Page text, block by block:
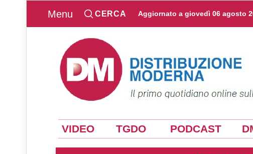
Menu CERCA Aggiornato a giovedì 06 agosto
VIDEO TGDO PODCAST